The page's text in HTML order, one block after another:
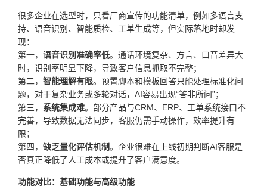
很多企业在选型时，只看厂商宣传的功能清单，例如多语言支
持、语音识别、智能质检、工单生成等，但实际落地时却发
现：
第一， 语音识别准确率低。通话环境复杂、方言、口音差异大
时，识别率明显下降，导致客户信息抓取不完整；
第二， 智能理解有限。预置脚本和模板回答只能处理标准化问
题，对于复杂业务或多轮对话，AI容易出现“答非所问”；
第三， 系统集成难。部分产品与CRM、ERP、工单系统接口不
完善，导致数据无法同步，客服仍需手动操作，效率提升有
限；
第四， 缺乏量化评估机制。企业很难在上线初期判断AI客服是
否真正降低了人工成本或提升了客户满意度。
功能对比：基础功能与高级功能